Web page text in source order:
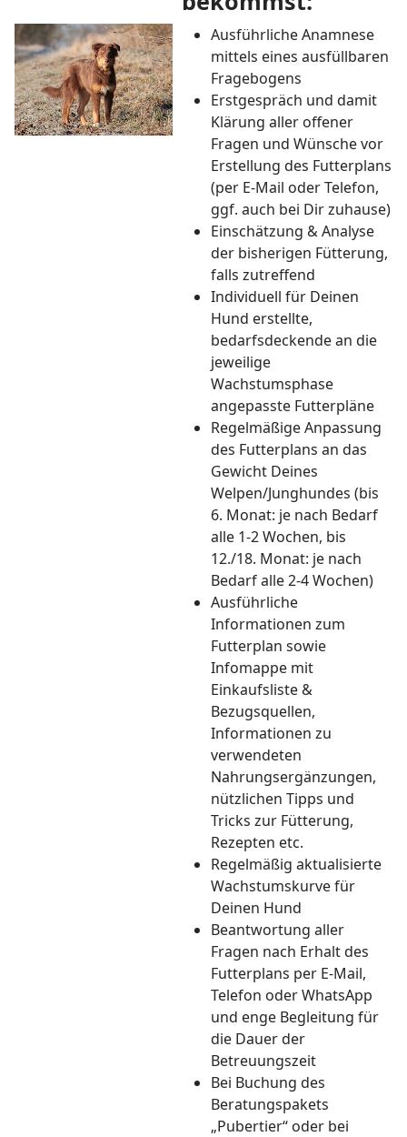
Ausführliche Anamnese
mittels eines ausfüllbaren
Fragebogens
Erstgespräch und damit
Klärung aller offener
Fragen und Wünsche vor
Erstellung des Futterplans
(per E-Mail oder Telefon,
ggf. auch bei Dir zuhause)
Einschätzung & Analyse
der bisherigen Fütterung,
falls zutreffend
Individuell für Deinen
Hund erstellte,
bedarfsdeckende an die
jeweilige
Wachstumsphase
angepasste Futterpläne
Regelmäßige Anpassung
des Futterplans an das
Gewicht Deines
Welpen/Junghundes (bis
6. Monat: je nach Bedarf
alle 1-2 Wochen, bis
12./18. Monat: je nach
Bedarf alle 2-4 Wochen)
Ausführliche
Informationen zum
Futterplan sowie
Infomappe mit
Einkaufsliste &
Bezugsquellen,
Informationen zu
verwendeten
Nahrungsergänzungen,
nützlichen Tipps und
Tricks zur Fütterung,
Rezepten etc.
Regelmäßig aktualisierte
Wachstumskurve für
Deinen Hund
Beantwortung aller
Fragen nach Erhalt des
Futterplans per E-Mail,
Telefon oder WhatsApp
und enge Begleitung für
die Dauer der
Betreuungszeit
Bei Buchung des
Beratungspakets
„Pubertier“ oder bei